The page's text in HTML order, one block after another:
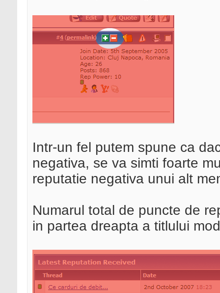
Intr-un fel putem spune ca
negativa, se va simti foarte
reputatie negativa unui alt
Numarul total de puncte de
in partea dreapta a titlului